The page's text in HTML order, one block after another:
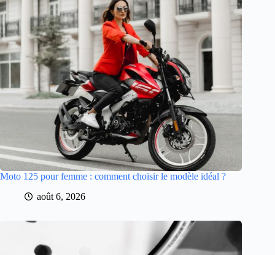
Moto 125 pour femme : comment choisir le modèle idéal ?
août 6, 2026